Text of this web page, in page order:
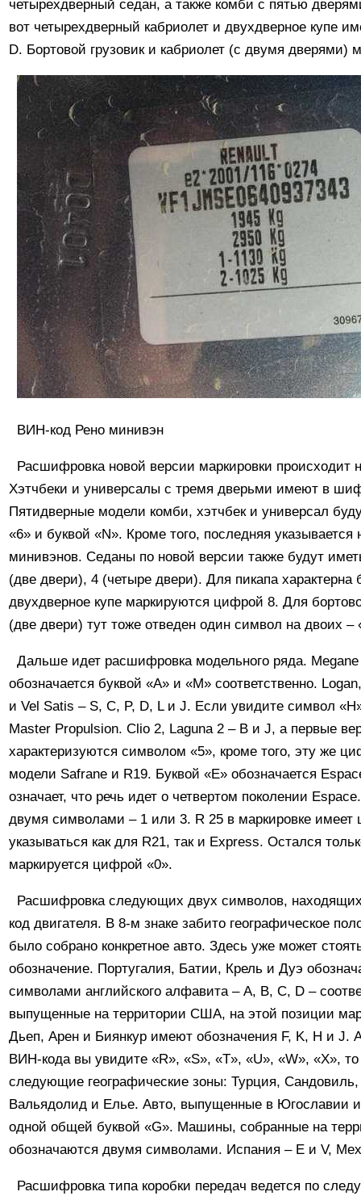
четырехдверный седан, а также комби с пятью
вот четырехдверный кабриолет и двухдверное купе
D. Бортовой грузовик и кабриолет (с двумя дверями)
ВИН-код Рено минивэн
Расшифровка новой версии маркировки происходит
Хэтчбеки и универсалы с тремя дверьми имеют в
Пятидверные модели комби, хэтчбек и универсал
«6» и буквой «N». Кроме того, последняя
минивэнов. Седаны по новой версии также будут
(две двери), 4 (четыре двери). Для пикапа характерна
двухдверное купе маркируются цифрой 8. Для
(две двери) тут тоже отведен один символ на двоих –
Дальше идет расшифровка модельного ряда. Megane
обозначается буквой «А» и «М» соответственно.
и Vel Satis – S, C, P, D, L и J. Если увидите символ
Master Propulsion. Clio 2, Laguna 2 – B и J, а первые
характеризуются символом «5», кроме того, эту же
модели Safrane и R19. Буквой «Е» обозначается
означает, что речь идет о четвертом поколении
двумя символами – 1 или 3. R 25 в маркировке
указываться как для R21, так и Express. Остался
маркируется цифрой «0».
Расшифровка следующих двух символов,
код двигателя. В 8-м знаке забито географическое
было собрано конкретное авто. Здесь уже может
обозначение. Португалия, Батии, Крель и Дуэ
символами английского алфавита – A, B, C, D –
выпущенные на территории США, на этой позиции
Дьеп, Арен и Биянкур имеют обозначения F, K, H и J.
ВИН-кода вы увидите «R», «S», «T», «U», «W», «X»,
следующие географические зоны: Турция,
Вальядолид и Елье. Авто, выпущенные в Югославии
одной общей буквой «G». Машины, собранные на
обозначаются двумя символами. Испания – E и V,
Расшифровка типа коробки передач ведется по